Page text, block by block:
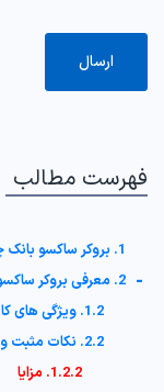
فهرست مطالب
1. بروکر ساکسو بانک چیست؟ - راهنمای ثبت نام در بروکر
2. معرفی بروکر ساکسو بانک Saxo Bank - ساکسو بانک چیست؟ -
1.2. ویژگی های کاربردی بروکر ساکسو بانک
2.2. نکات مثبت و منفی بروکر saxo
1.2.2. مزایا